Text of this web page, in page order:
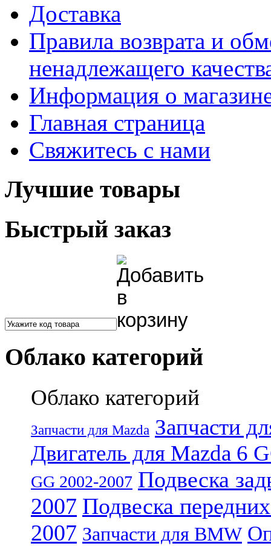
Доставка
Правила возврата и
ненадлежащего
Информация о
Главная страница
Свяжитесь с нами
Лучшие товары
Быстрый заказ
Облако категорий
Облако категорий
Запчасти для Mazda Запчасти
Двигатель для Mazda 6
GG 2002-2007 Подвеска
2007 Подвеска
2007 Запчасти для BMW